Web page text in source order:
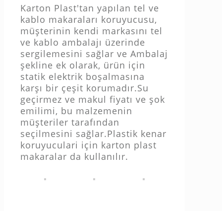
Karton Plast'tan yapılan tel ve
kablo makaraları koruyucusu,
müşterinin kendi markasını tel
ve kablo ambalajı üzerinde
sergilemesini sağlar ve Ambalaj
şekline ek olarak, ürün için
statik elektrik boşalmasına
karşı bir çeşit korumadır.Su
geçirmez ve makul fiyatı ve şok
emilimi, bu malzemenin
müşteriler tarafından
seçilmesini sağlar.Plastik kenar
koruyuculari için karton plast
makaralar da kullanılır.